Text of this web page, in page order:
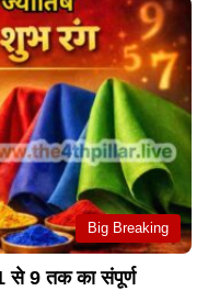
Big Breaking
से 9 तक का संपूर्ण